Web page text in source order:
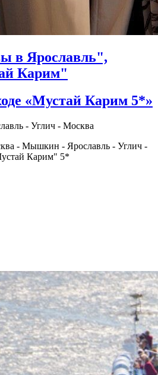
в Ярославль",
Карим"
«Мустай Карим 5*»
- Углич - Москва
- Мышкин - Ярославль - Углич -
Карим" 5*